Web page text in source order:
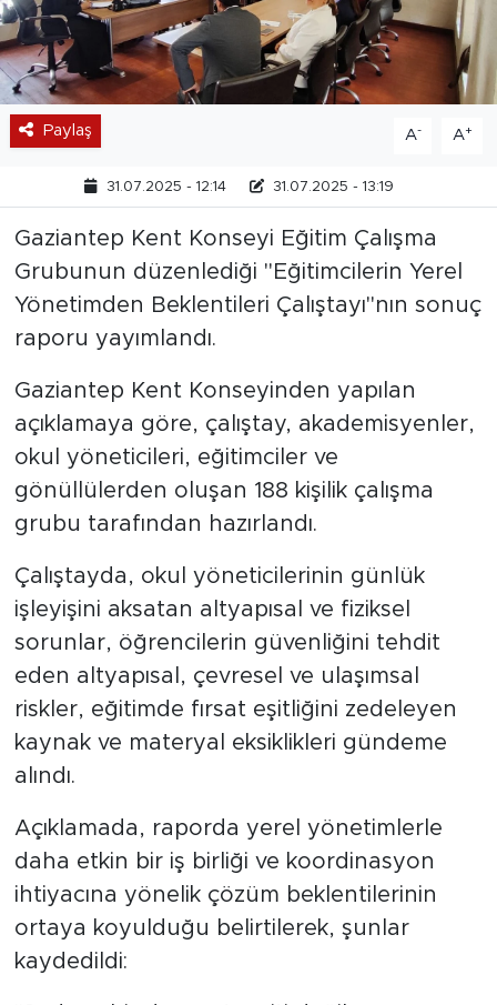
Paylaş A- A+
31.07.2025 - 12:14 31.07.2025 - 13:19
Gaziantep Kent Konseyi Eğitim Çalışma
Grubunun düzenlediği "Eğitimcilerin Yerel
Yönetimden Beklentileri Çalıştayı"nın sonuç
raporu yayımlandı.
Gaziantep Kent Konseyinden yapılan
açıklamaya göre, çalıştay, akademisyenler,
okul yöneticileri, eğitimciler ve
gönüllülerden oluşan 188 kişilik çalışma
grubu tarafından hazırlandı.
Çalıştayda, okul yöneticilerinin günlük
işleyişini aksatan altyapısal ve fiziksel
sorunlar, öğrencilerin güvenliğini tehdit
eden altyapısal, çevresel ve ulaşımsal
riskler, eğitimde fırsat eşitliğini zedeleyen
kaynak ve materyal eksiklikleri gündeme
alındı.
Açıklamada, raporda yerel yönetimlerle
daha etkin bir iş birliği ve koordinasyon
ihtiyacına yönelik çözüm beklentilerinin
ortaya koyulduğu belirtilerek, şunlar
kaydedildi: